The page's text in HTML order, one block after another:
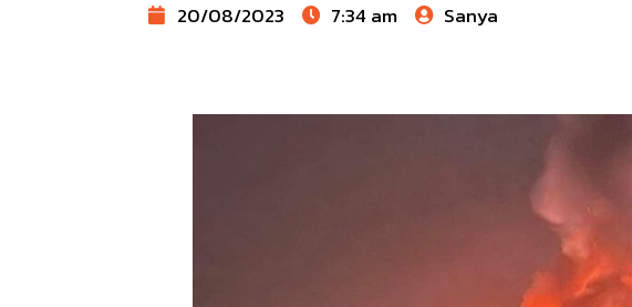
20/08/2023 7:34 am Sanya